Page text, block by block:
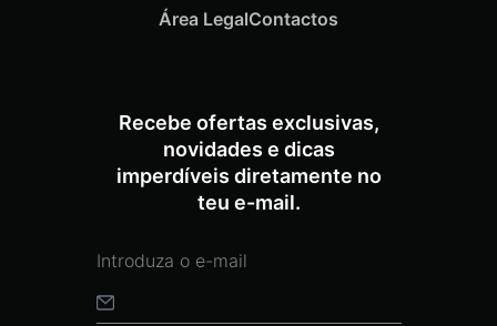
Recebe ofertas exclusivas,
novidades e dicas
imperdíveis diretamente no
teu e-mail.
Área LegalContactos